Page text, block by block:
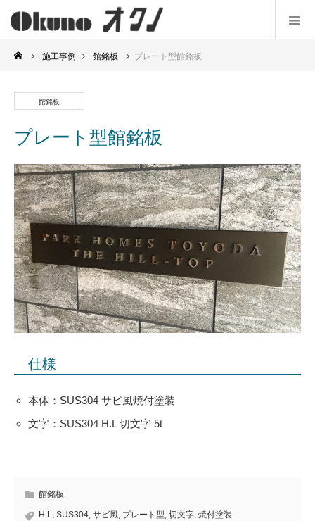
施工事例 館銘板 プレート型館銘板
館銘板
プレート型館銘板
仕様
本体：SUS304 サビ風焼付塗装
文字：SUS304 H.L 切文字 5t
館銘板
H.L, SUS304, サビ風, プレート型, 切文字, 焼付塗装